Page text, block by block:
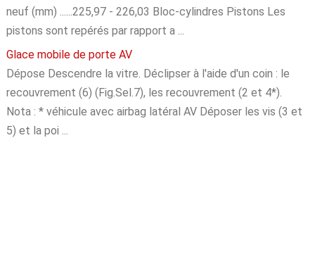
neuf (mm) ......225,97 - 226,03 Bloc-cylindres Pistons Les
pistons sont repérés par rapport a ...
Glace mobile de porte AV
Dépose Descendre la vitre. Déclipser à l'aide d'un coin : le
recouvrement (6) (Fig.Sel.7), les recouvrement (2 et 4*).
Nota : * véhicule avec airbag latéral AV Déposer les vis (3 et
5) et la poi ...